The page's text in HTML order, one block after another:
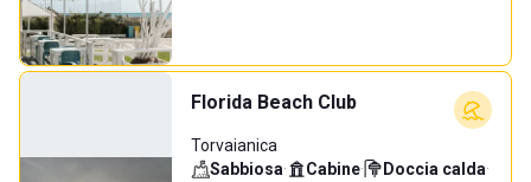
Florida Beach Club
Torvaianica
Sabbiosa· Cabine· Doccia calda·